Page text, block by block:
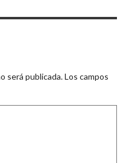
será publicada.Los campos